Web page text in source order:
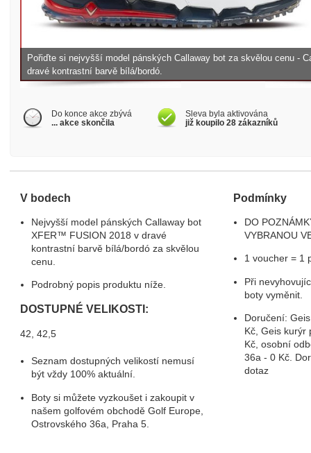
Pořiďte si nejvyšší model pánských Callaway bot za skvělou cenu -
dravé kontrastní barvě bílá/bordó.
Do konce akce zbývá
... akce skončila
Sleva byla aktivována
již koupilo 28 zákazníků
V bodech
Nejvyšší model pánských Callaway bot
XFER™ FUSION 2018 v dravé
kontrastní barvě bílá/bordó za skvělou
cenu.
Podrobný popis produktu níže.
DOSTUPNÉ VELIKOSTI:
42, 42,5
Seznam dostupných velikostí nemusí
být vždy 100% aktuální.
Boty si můžete vyzkoušet i zakoupit v
našem golfovém obchodě Golf Europe,
Ostrovského 36a, Praha 5.
Podmínky
DO
VYBRANOU
1 voucher = 1
Při
boty vyměnit.
Doručení:
Kč, Geis kurýr
Kč, osobní
36a - 0 Kč.
dotaz